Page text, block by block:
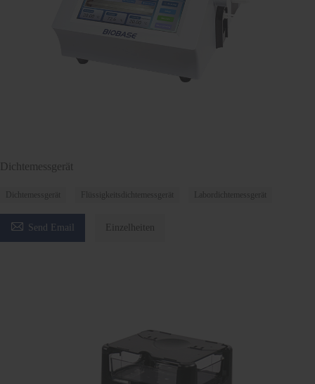
Dichtemessgerät
Dichtemessgerät Flüssigkeitsdichtemessgerät Labordichtemessgerät
 Send Email Einzelheiten